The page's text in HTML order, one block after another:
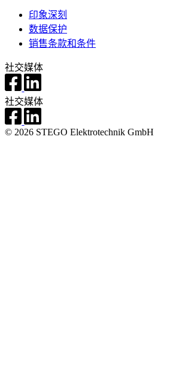
印象深刻
数据保护
销售条款和条件
社交媒体
社交媒体
© 2026 STEGO Elektrotechnik GmbH